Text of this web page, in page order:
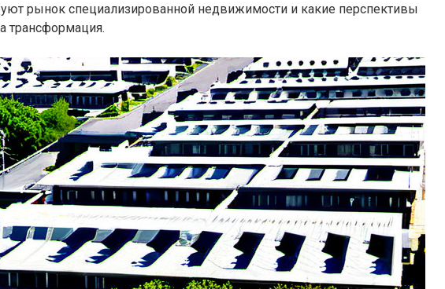
рынок специализированной недвижимости и какие перспективы
трансформация.